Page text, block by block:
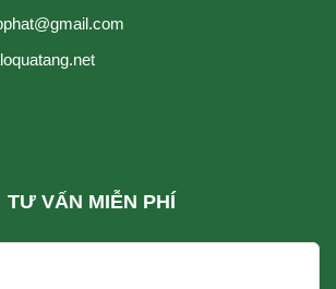
cho
cô
TƯ VẤN MIỄN PHÍ